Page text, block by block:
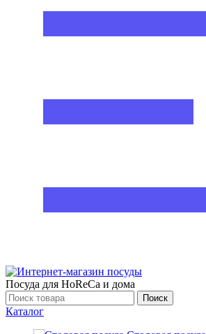
Посуда для HoReCa и дома
Поиск
Каталог